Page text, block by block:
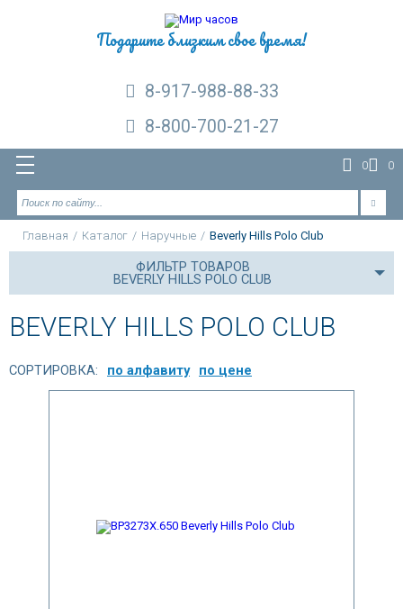
Подарите близким свое время!
8-917-988-88-33
8-800-700-21-27
0 0
Главная / Каталог / Наручные / Beverly Hills Polo Club
ФИЛЬТР ТОВАРОВ
BEVERLY HILLS POLO CLUB
BEVERLY HILLS POLO CLUB
СОРТИРОВКА: по алфавиту по цене